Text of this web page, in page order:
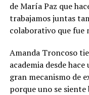
de María Paz que
trabajamos juntas
colaborativo que fue
Amanda Troncoso
academia desde
gran mecanismo de
porque uno se